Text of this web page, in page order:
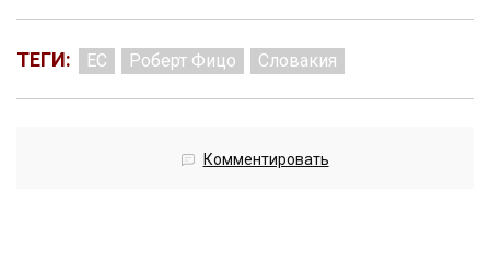
ТЕГИ: ЕС Роберт Фицо Словакия
Комментировать